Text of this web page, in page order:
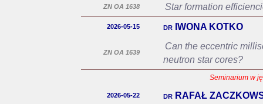
ZN OA 1638 Star formation
2026-05-15 dr IWONA KOTKO
ZN OA 1639
Can the eccentric
neutron star cores?
Seminarium w
2026-05-22 dr RAFAŁ